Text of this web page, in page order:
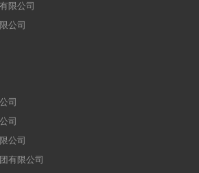
限公司
公司
司
司
公司
有限公司